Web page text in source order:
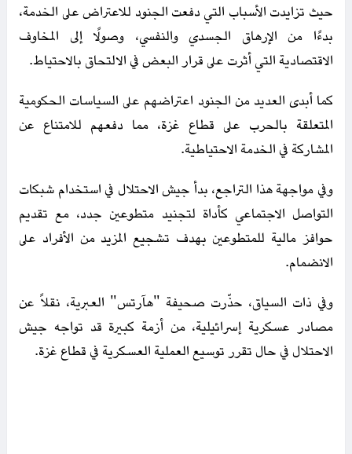
حيث تزايدت الأسباب التي دفعت الجنود للاعتراض على الخدمة،
بدءًا من الإرهاق الجسدي والنفسي، وصولًا إلى المخاوف
الاقتصادية التي أثرت على قرار البعض في الالتحاق بالاحتياط.
كما أبدى العديد من الجنود اعتراضهم على السياسات الحكومية
المتعلقة بالحرب على قطاع غزة، مما دفعهم للامتناع عن
المشاركة في الخدمة الاحتياطية.
وفي مواجهة هذا التراجع، بدأ جيش الاحتلال في استخدام شبكات
التواصل الاجتماعي كأداة لتجنيد متطوعين جدد، مع تقديم
حوافز مالية للمتطوعين بهدف تشجيع المزيد من الأفراد على
الانضمام.
وفي ذات السياق، حذّرت صحيفة "هآرتس" العبرية، نقلاً عن
مصادر عسكرية إسرائيلية، من أزمة كبيرة قد تواجه جيش
الاحتلال في حال تقرر توسيع العملية العسكرية في قطاع غزة.